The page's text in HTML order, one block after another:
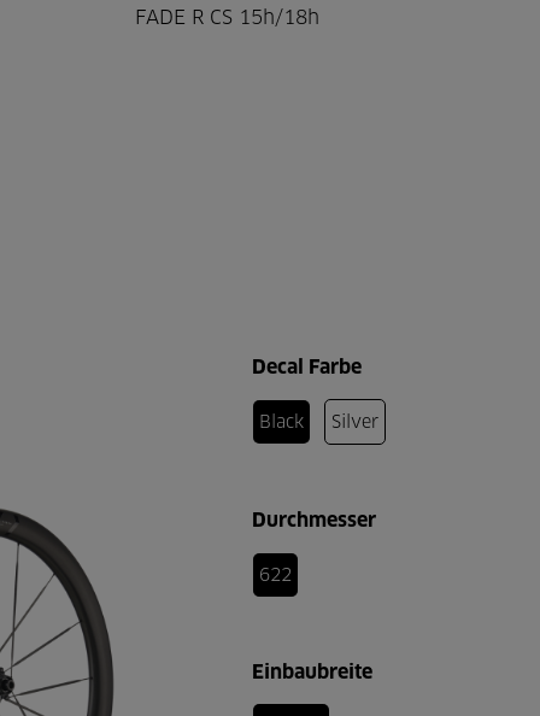
FADE R CS 15h/18h
Decal Farbe
Black Silver
Durchmesser
622
Einbaubreite